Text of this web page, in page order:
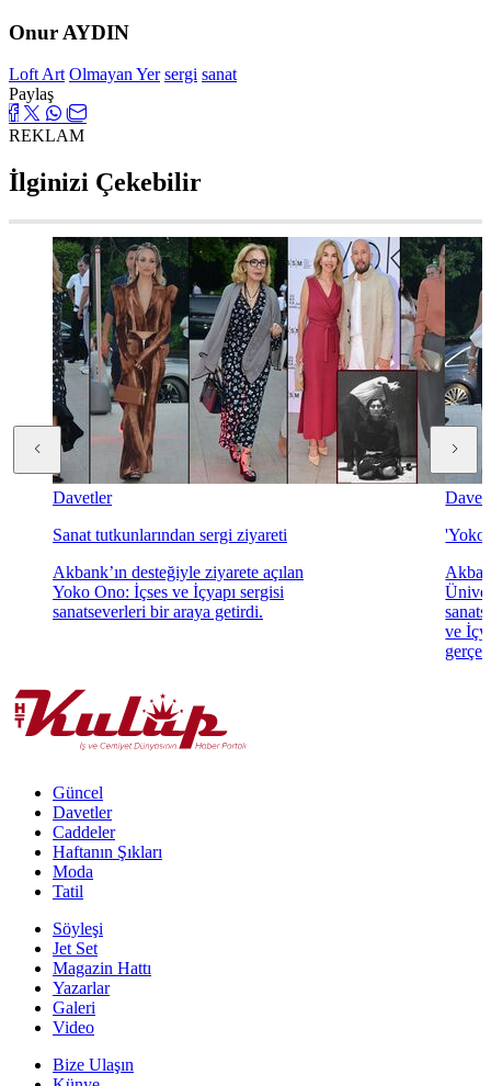
Onur AYDIN
Loft Art Olmayan Yer sergi sanat
Paylaş
REKLAM
İlginizi Çekebilir
Davetler
Sanat tutkunlarından sergi ziyareti
Akbank’ın desteğiyle ziyarete açılan
Yoko Ono: İçses ve İçyapı sergisi
sanatseverleri bir araya getirdi.
'Yoko
ve
Güncel
Davetler
Caddeler
Haftanın Şıkları
Moda
Tatil
Söyleşi
Jet Set
Magazin Hattı
Yazarlar
Galeri
Video
Bize Ulaşın